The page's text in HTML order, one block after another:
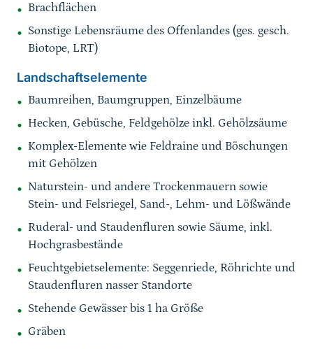
Brachflächen
Sonstige Lebensräume des Offenlandes (ges. gesch.
Biotope, LRT)
Landschaftselemente
Baumreihen, Baumgruppen, Einzelbäume
Hecken, Gebüsche, Feldgehölze inkl. Gehölzsäume
Komplex-Elemente wie Feldraine und Böschungen
mit Gehölzen
Naturstein- und andere Trockenmauern sowie
Stein- und Felsriegel, Sand-, Lehm- und Lößwände
Ruderal- und Staudenfluren sowie Säume, inkl.
Hochgrasbestände
Feuchtgebietselemente: Seggenriede, Röhrichte und
Staudenfluren nasser Standorte
Stehende Gewässer bis 1 ha Größe
Gräben